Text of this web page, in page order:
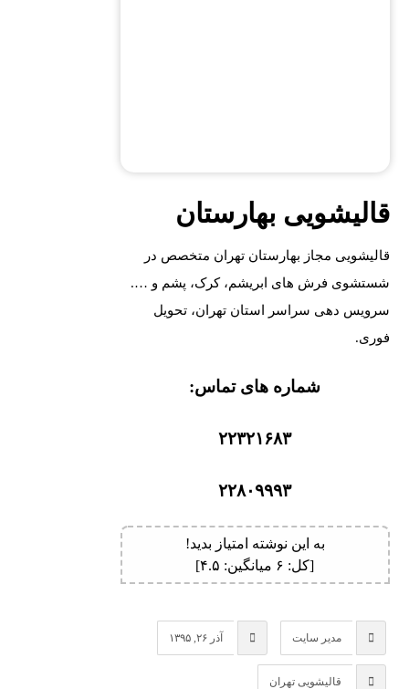
قالیشویی بهارستان
قالیشویی مجاز بهارستان تهران متخصص در
شستشوی فرش های ابریشم، کرک، پشم و ….
سرویس دهی سراسر استان تهران، تحویل
فوری.
شماره های تماس:
۲۲۳۲۱۶۸۳
۲۲۸۰۹۹۹۳
به این نوشته امتیاز بدید!
[کل: ۶ میانگین: ۴.۵]
مدیر سایت آذر ۲۶, ۱۳۹۵
قالیشویی تهران